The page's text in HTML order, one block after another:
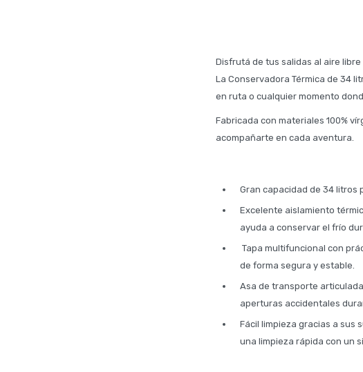
Disfrutá de tus salidas al aire
La Conservadora Térmica de 34
en ruta o cualquier momento
Fabricada con materiales 100%
acompañarte en cada aventura.
Gran capacidad de 34 litros
Excelente aislamiento
ayuda a conservar el frío
Tapa multifuncional con
de forma segura y estable.
Asa de transporte
aperturas accidentales
Fácil limpieza gracias a sus
una limpieza rápida con un